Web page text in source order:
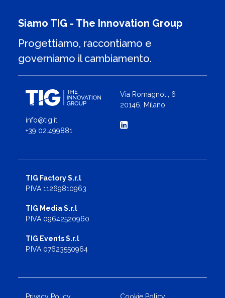
Siamo TIG - The Innovation Group
Progettiamo, raccontiamo e
governiamo il cambiamento.
info@tig.it
+39 02.499881
Via Romagnoli, 6
20146, Milano
TIG Factory S.r.l
P.IVA 11269810963
TIG Media S.r.l
P.IVA 09642520960
TIG Events S.r.l
P.IVA 07623550964